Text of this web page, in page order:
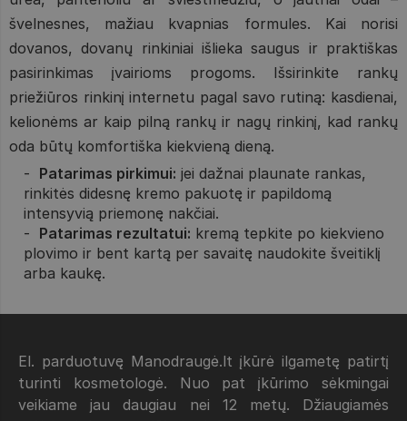
švelnesnes, mažiau kvapnias formules. Kai norisi
dovanos, dovanų rinkiniai išlieka saugus ir praktiškas
pasirinkimas įvairioms progoms. Išsirinkite rankų
priežiūros rinkinį internetu pagal savo rutiną: kasdienai,
kelionėms ar kaip pilną rankų ir nagų rinkinį, kad rankų
oda būtų komfortiška kiekvieną dieną.
Patarimas pirkimui: jei dažnai plaunate rankas,
rinkitės didesnę kremo pakuotę ir papildomą
intensyvią priemonę nakčiai.
Patarimas rezultatui: kremą tepkite po kiekvieno
plovimo ir bent kartą per savaitę naudokite šveitiklį
arba kaukę.
El. parduotuvę Manodraugė.lt įkūrė ilgametę patirtį
turinti kosmetologė. Nuo pat įkūrimo sėkmingai
veikiame jau daugiau nei 12 metų. Džiaugiamės